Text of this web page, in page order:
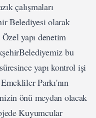
çalışmaları
Belediyesi olarak
yapı denetim
bu
yapı kontrol işi
Parkı'nın
önü meydan olacak
Kuyumcular